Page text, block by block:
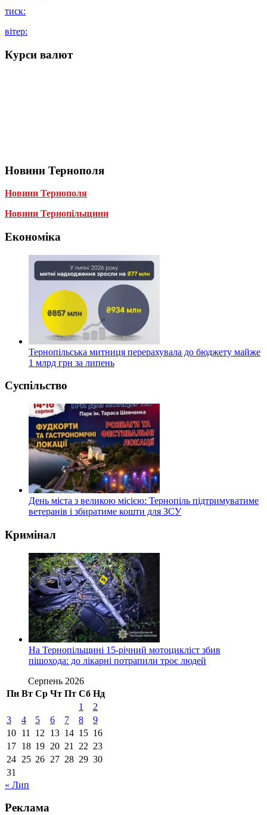
тиск:
вітер:
Курси валют
Новини Тернополя
Новини Тернополя
Новини Тернопільщини
Економіка
Тернопільська митниця перерахувала до бюджету майже
1 млрд грн за липень
Суспільство
День міста з великою місією: Тернопіль підтримуватиме
ветеранів і збиратиме кошти для ЗСУ
Кримінал
На Тернопільщині 15-річний мотоцикліст збив
пішохода: до лікарні потрапили троє людей
Серпень 2026
Пн Вт Ср Чт Пт Сб Нд
1
2
3
4 5 6 7 8
9
10 11 12 13 14 15 16
17 18 19 20 21 22 23
24 25 26 27 28 29 30
31
« Лип
Реклама